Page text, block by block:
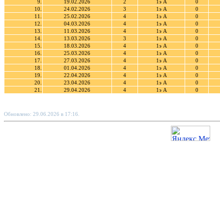
9. 19.02.2026 2 1э А
0
10.
24.02.2026 3 1э А
0
11.
25.02.2026 4 1э А
0
12.
04.03.2026 4 1э А
0
13.
11.03.2026 4 1э А
0
14.
13.03.2026 3 1э А
0
15.
18.03.2026 4 1э А
0
16.
25.03.2026 4 1э А
0
17.
27.03.2026 4 1э А
0
18.
01.04.2026 4 1э А
0
19.
22.04.2026 4 1э А
0
20.
23.04.2026 4 1э А
0
21.
29.04.2026 4 1э А 0
Обновлено: 29.06.2026 в 17:16.